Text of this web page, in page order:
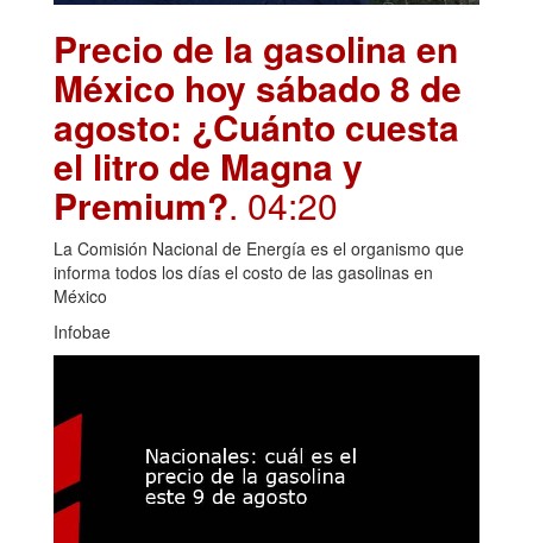
Precio de la gasolina en
México hoy sábado 8 de
agosto: ¿Cuánto cuesta
el litro de Magna y
Premium?. 04:20
La Comisión Nacional de Energía es el organismo que
informa todos los días el costo de las gasolinas en
México
Infobae